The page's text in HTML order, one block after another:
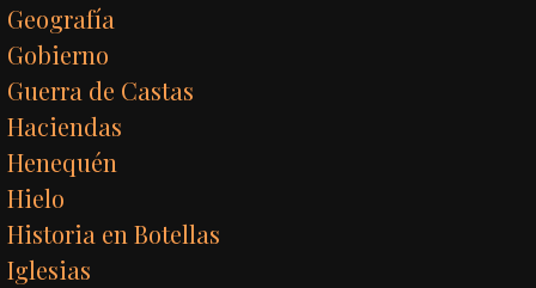
Geografía
Gobierno
Guerra de Castas
Haciendas
Henequén
Hielo
Historia en Botellas
Iglesias